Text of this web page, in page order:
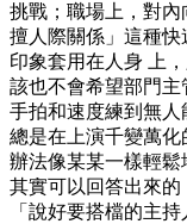
挑戰；職場上，對
擅人際關係」這種
印象套用在人身 上
該也不會希望部門
手拍和速度練到無
總是在上演千變萬
辦法像某某一樣輕
其實可以回答出來
「說好要搭檔的主